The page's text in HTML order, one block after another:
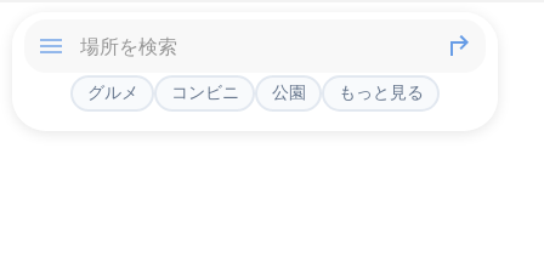
グルメ コンビニ 公園 もっと見る